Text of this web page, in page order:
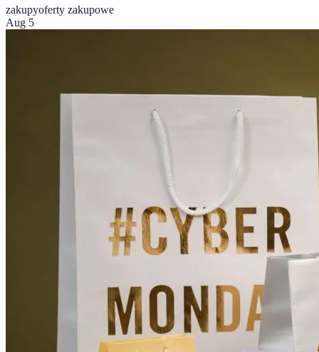
zakupyoferty zakupowe
Aug 5